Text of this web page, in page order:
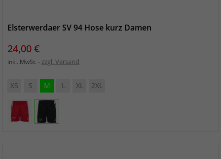
Elsterwerdaer SV 94 Hose kurz Damen
Preis
24,00 €
inkl. MwSt. zzgl. Versand
XS S M L XL 2XL